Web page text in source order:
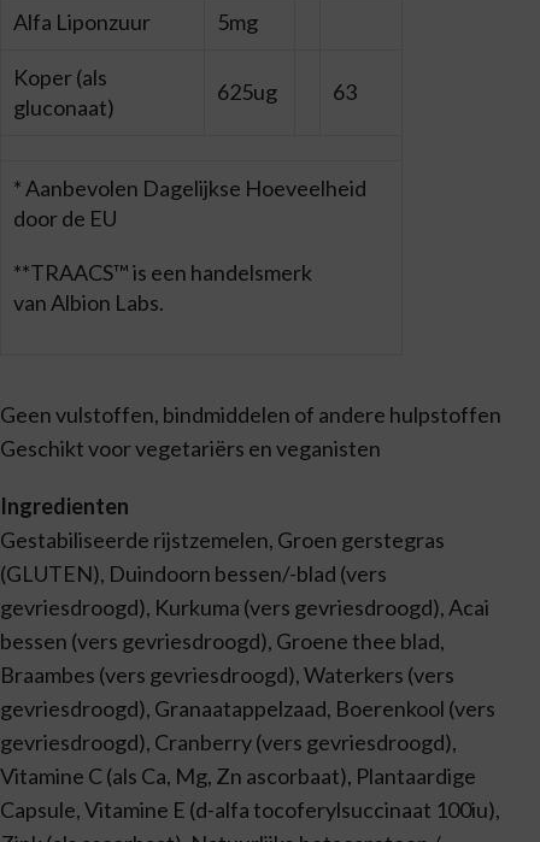
Alfa Liponzuur 5mg
Koper (als
gluconaat)
625ug 63
* Aanbevolen Dagelijkse Hoeveelheid
door de EU
**TRAACS™ is een handelsmerk
van Albion Labs.
Geen vulstoffen, bindmiddelen of andere hulpstoffen
Geschikt voor vegetariërs en veganisten
Ingredienten
Gestabiliseerde rijstzemelen, Groen gerstegras
(GLUTEN), Duindoorn bessen/-blad (vers
gevriesdroogd), Kurkuma (vers gevriesdroogd), Acai
bessen (vers gevriesdroogd), Groene thee blad,
Braambes (vers gevriesdroogd), Waterkers (vers
gevriesdroogd), Granaatappelzaad, Boerenkool (vers
gevriesdroogd), Cranberry (vers gevriesdroogd),
Vitamine C (als Ca, Mg, Zn ascorbaat), Plantaardige
Capsule, Vitamine E (d-alfa tocoferylsuccinaat 100iu),